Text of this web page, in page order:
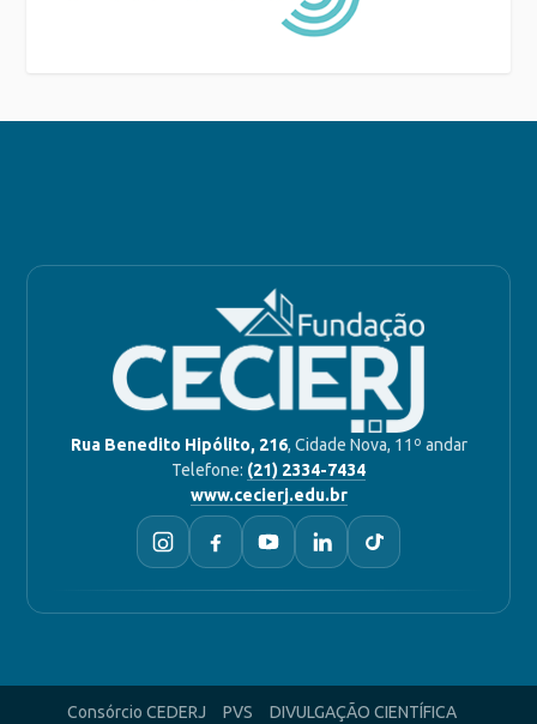
Rua Benedito Hipólito, 216, Cidade Nova, 11º andar
Telefone: (21) 2334-7434
www.cecierj.edu.br
Consórcio CEDERJ PVS DIVULGAÇÃO CIENTÍFICA